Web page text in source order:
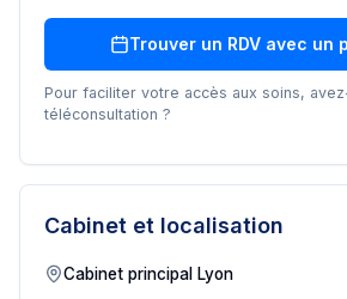
Trouver un RDV avec un
Pour faciliter votre accès aux soins,
téléconsultation ?
Cabinet et localisation